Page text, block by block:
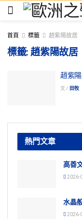
首頁 標籤 趙紫陽故居
標籤:趙紫陽故居
趙紫
文 / 田牧
熱門文章
高善
2026-
水晶
2026-